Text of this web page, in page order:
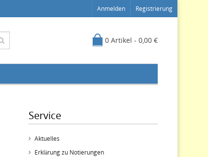
Anmelden Registrierung
0 Artikel - 0,00 €
Service
Aktuelles
Erklärung zu Notierungen